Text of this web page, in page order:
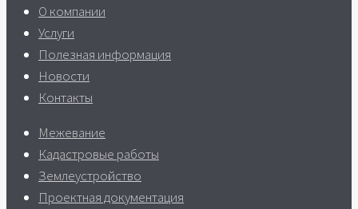
О компании
Услуги
Полезная информация
Новости
Контакты
Межевание
Кадастровые работы
Землеустройство
Проектная документация